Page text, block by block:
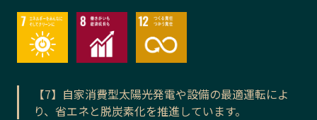
【7】自家消費型太陽光発電や設備の最適運転によ
り、省エネと脱炭素化を推進しています。